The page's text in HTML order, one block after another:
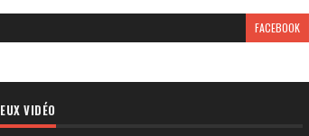
FACEBOOK
VIDÉO